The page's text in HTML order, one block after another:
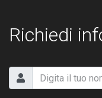
Richiedi